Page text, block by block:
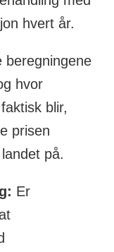
hvert år.
beregningene
hvor
blir,
prisen
på.
Er